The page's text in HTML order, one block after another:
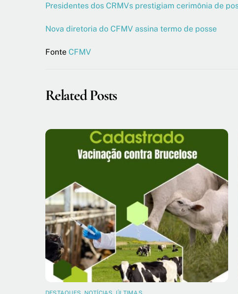
Presidentes dos CRMVs prestigiam cerimônia de
Nova diretoria do CFMV assina termo de posse
Fonte CFMV
Related Posts